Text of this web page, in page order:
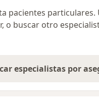
pacientes
o buscar otro
especialistas por